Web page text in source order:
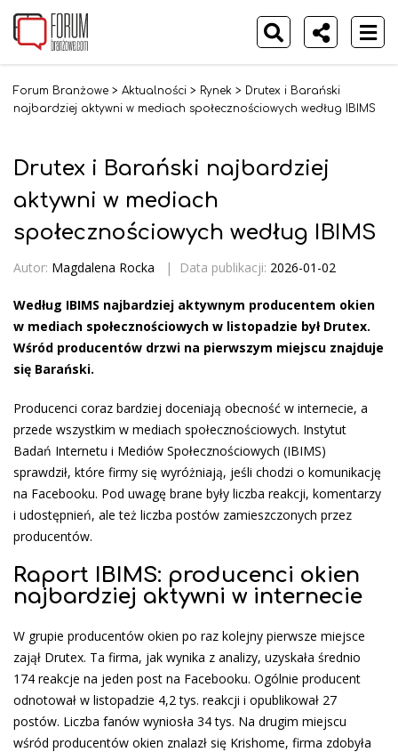
Forum Branżowe > Aktualności > Rynek > Drutex i Barański
najbardziej aktywni w mediach społecznościowych według IBIMS
Drutex i Barański najbardziej
aktywni w mediach
społecznościowych według IBIMS
Autor: Magdalena Rocka | Data publikacji: 2026-01-02
Według IBIMS najbardziej aktywnym producentem okien
w mediach społecznościowych w listopadzie był Drutex.
Wśród producentów drzwi na pierwszym miejscu znajduje
się Barański.
Producenci coraz bardziej doceniają obecność w internecie, a
przede wszystkim w mediach społecznościowych. Instytut
Badań Internetu i Mediów Społecznościowych (IBIMS)
sprawdził, które firmy się wyróżniają, jeśli chodzi o komunikację
na Facebooku. Pod uwagę brane były liczba reakcji, komentarzy
i udostępnień, ale też liczba postów zamieszczonych przez
producentów.
Raport IBIMS: producenci okien
najbardziej aktywni w internecie
W grupie producentów okien po raz kolejny pierwsze miejsce
zajął Drutex. Ta firma, jak wynika z analizy, uzyskała średnio
174 reakcje na jeden post na Facebooku. Ogólnie producent
odnotował w listopadzie 4,2 tys. reakcji i opublikował 27
postów. Liczba fanów wyniosła 34 tys. Na drugim miejscu
wśród producentów okien znalazł się Krishome, firma zdobyła